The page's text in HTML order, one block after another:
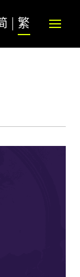
繁